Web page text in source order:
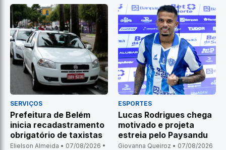
SERVIÇOS
Prefeitura de Belém
inicia recadastramento
obrigatório de taxistas
Elielson Almeida • 07/08/2026 •
ESPORTES
Lucas Rodrigues chega
motivado e projeta
estreia pelo Paysandu
Giovanna Queiroz • 07/08/2026